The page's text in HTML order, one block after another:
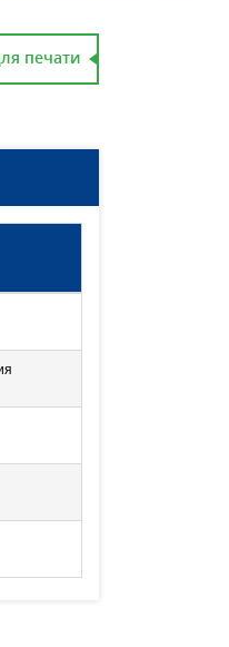
печати